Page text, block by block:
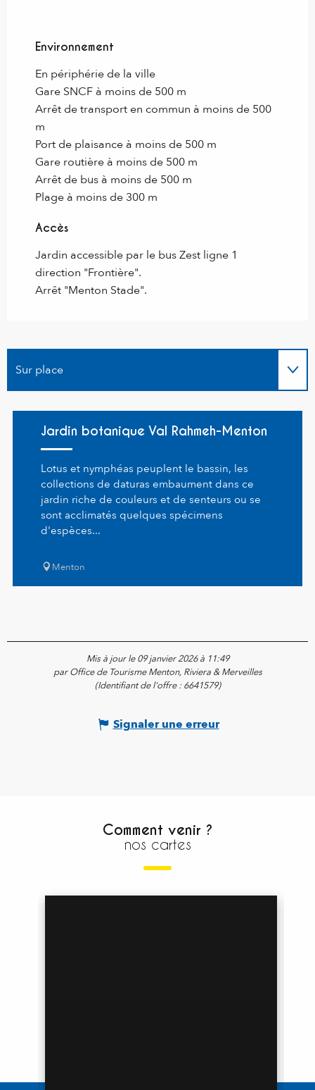
Environnement
Environnement
En périphérie de la ville
Gare SNCF à moins de 500 m
Arrêt de transport en commun à moins de 500
m
Port de plaisance à moins de 500 m
Gare routière à moins de 500 m
Arrêt de bus à moins de 500 m
Plage à moins de 300 m
Accès
Accès
Jardin accessible par le bus Zest ligne 1
direction "Frontière".
Arrêt "Menton Stade".
Sur place
Jardin botanique Val Rahmeh-Menton
Lotus et nymphéas peuplent le bassin, les
collections de daturas embaument dans ce
jardin riche de couleurs et de senteurs ou se
sont acclimatés quelques spécimens
d'espèces...
Menton
Mis à jour le 09 janvier 2026 à 11:49
par Office de Tourisme Menton, Riviera & Merveilles
(Identifiant de l'offre : 6641579)
Signaler une erreur
Comment venir ?
nos cartes